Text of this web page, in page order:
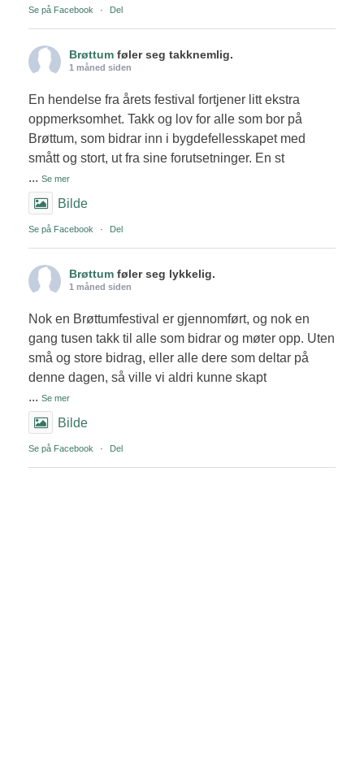
Se på Facebook · Del
Brøttum føler seg takknemlig.
1 måned siden
En hendelse fra årets festival fortjener litt ekstra
oppmerksomhet. Takk og lov for alle som bor på
Brøttum, som bidrar inn i bygdefellesskapet med
smått og stort, ut fra sine forutsetninger. En st
... Se mer
Bilde
Se på Facebook · Del
Brøttum føler seg lykkelig.
1 måned siden
Nok en Brøttumfestival er gjennomført, og nok en
gang tusen takk til alle som bidrar og møter opp. Uten
små og store bidrag, eller alle dere som deltar på
denne dagen, så ville vi aldri kunne skapt
... Se mer
Bilde
Se på Facebook · Del